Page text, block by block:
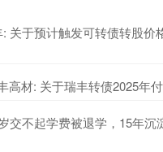
关于预计触发可转债转股价
高材: 关于瑞丰转债2025年
交不起学费被退学，15年沉